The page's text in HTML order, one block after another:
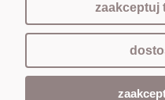
Sklep
zaakceptuj